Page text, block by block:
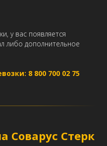
у вас появляется
либо дополнительное
8 800 700 02 75
Соварус Стерк